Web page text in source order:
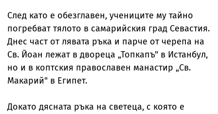
След като е обезглавен, учениците му тайно
погребват тялото в самарийския град Севастия.
Днес част от лявата ръка и парче от черепа на
Св. Йоан лежат в двореца „Топкапъ" в Истанбул,
но и в коптския православен манастир „Св.
Макарий" в Египет.
Докато дясната ръка на светеца, с която е